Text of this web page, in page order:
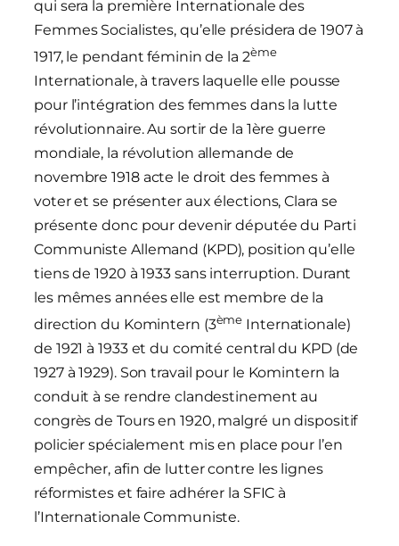
qui sera la première Internationale des
Femmes Socialistes, qu’elle présidera de 1907 à
1917, le pendant féminin de la 2ème
Internationale, à travers laquelle elle pousse
pour l’intégration des femmes dans la lutte
révolutionnaire. Au sortir de la 1ère guerre
mondiale, la révolution allemande de
novembre 1918 acte le droit des femmes à
voter et se présenter aux élections, Clara se
présente donc pour devenir députée du Parti
Communiste Allemand (KPD), position qu’elle
tiens de 1920 à 1933 sans interruption. Durant
les mêmes années elle est membre de la
direction du Komintern (3ème Internationale)
de 1921 à 1933 et du comité central du KPD (de
1927 à 1929). Son travail pour le Komintern la
conduit à se rendre clandestinement au
congrès de Tours en 1920, malgré un dispositif
policier spécialement mis en place pour l’en
empêcher, afin de lutter contre les lignes
réformistes et faire adhérer la SFIC à
l’Internationale Communiste.